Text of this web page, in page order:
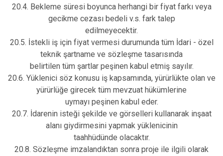
20.4. Bekleme süresi boyunca herhangi bir fiyat farkı veya
gecikme cezası bedeli v.s. fark talep
edilmeyecektir.
20.5. İstekli iş için fiyat vermesi durumunda tüm İdari - özel
teknik şartname ve sözleşme tasarısında
belirtilen tüm şartlar peşinen kabul etmiş sayılır.
20.6. Yüklenici söz konusu iş kapsamında, yürürlükte olan ve
yürürlüğe girecek tüm mevzuat hükümlerine
uymayı peşinen kabul eder.
20.7. İdarenin isteği şekilde ve görselleri kullanarak inşaat
alanı giydirmesini yapmak yüklenicinin
taahhüdünde olacaktır.
20.8. Sözleşme imzalandıktan sonra proje ile ilgili olarak